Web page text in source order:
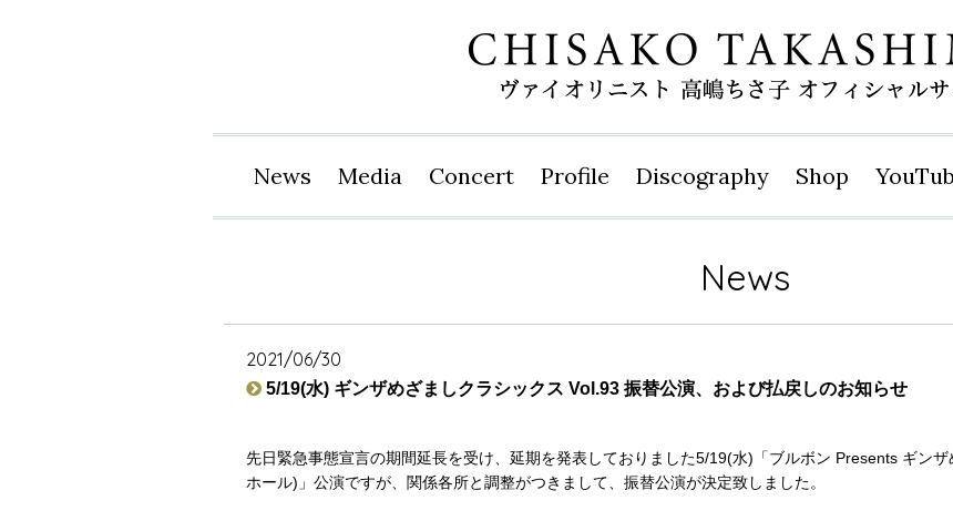
News Media Concert Profile Discography Shop
News
2021/06/30
5/19(水) ギンザめざましクラシックス Vol.93 振替公演、および払戻しのお知らせ
先日緊急事態宣言の期間延長を受け、延期を発表しておりました5/19(水)「ブルボン Presents ギン
ホール)」公演ですが、関係各所と調整がつきまして、振替公演が決定致しました。